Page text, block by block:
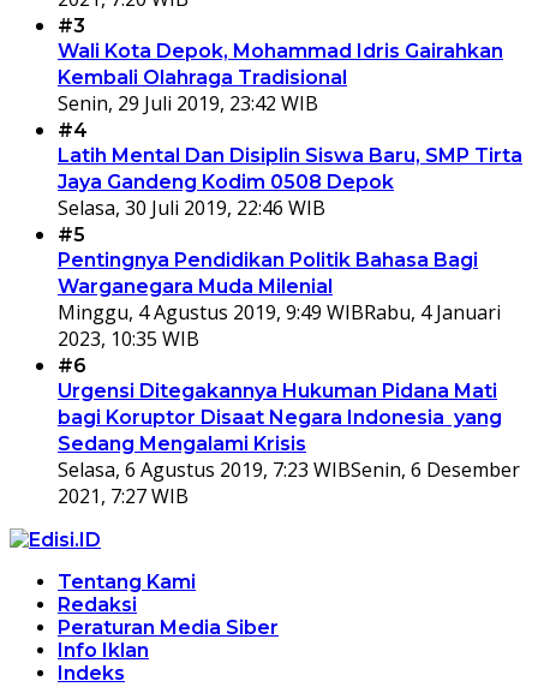
#3
Wali Kota Depok, Mohammad Idris Gairahkan
Kembali Olahraga Tradisional
Senin, 29 Juli 2019, 23:42 WIB
#4
Latih Mental Dan Disiplin Siswa Baru, SMP Tirta
Jaya Gandeng Kodim 0508 Depok
Selasa, 30 Juli 2019, 22:46 WIB
#5
Pentingnya Pendidikan Politik Bahasa Bagi
Warganegara Muda Milenial
Minggu, 4 Agustus 2019, 9:49 WIBRabu, 4 Januari
2023, 10:35 WIB
#6
Urgensi Ditegakannya Hukuman Pidana Mati
bagi Koruptor Disaat Negara Indonesia yang
Sedang Mengalami Krisis
Selasa, 6 Agustus 2019, 7:23 WIBSenin, 6 Desember
2021, 7:27 WIB
Tentang Kami
Redaksi
Peraturan Media Siber
Info Iklan
Indeks